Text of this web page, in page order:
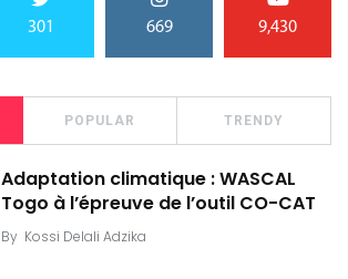
301 669 9,430
POPULAR TRENDY
Adaptation climatique : WASCAL
Togo à l’épreuve de l’outil CO-CAT
By Kossi Delali Adzika